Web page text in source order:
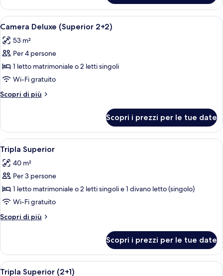
Deluxe
(Superior
2+1)
Apri
tutte
le
foto
per
Camera
Deluxe
(Superior
Una camera d'albergo con un letto,
5
Camera Deluxe (Superior 2+2)
53 m²
Per 4 persone
1 letto matrimoniale o 2 letti singoli
Wi-Fi gratuito
Scopri di più
Altri
Deluxe
(Superior
2+2)
Scopri i prezzi per le tue date
Apri
tutte
le
foto
per
Tripla
Superior
Una moderna camera d'hotel con
4
Tripla Superior
40 m²
Per 3 persone
1 letto matrimoniale o 2 letti singoli e 1 divano letto (singolo)
Wi-Fi gratuito
Scopri di più
Altri
Superior
Scopri i prezzi per le tue date
Apri
Una moderna camera d'hotel con
4
Tripla Superior (2+1)